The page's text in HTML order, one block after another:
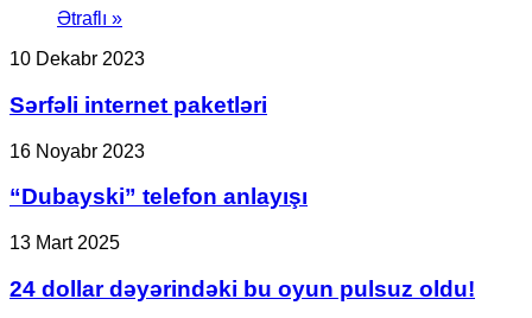
Ətraflı »
Sərfəli
paketləri
10 Dekabr 2023
Sərfəli internet paketləri
“Dubayski”
anlayışı
16 Noyabr 2023
“Dubayski” telefon anlayışı
24
dəyərindəki
bu
13 Mart 2025
24 dollar dəyərindəki bu oyun pulsuz oldu!